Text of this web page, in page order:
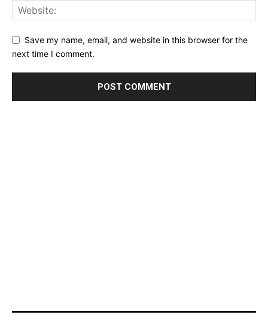
Save my name, email, and website in this browser for the
next time I comment.